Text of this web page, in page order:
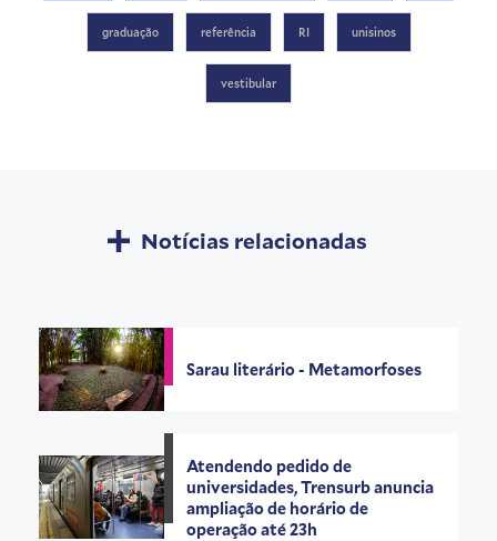
graduação referência RI unisinos
vestibular
Notícias relacionadas
Sarau literário - Metamorfoses
Atendendo pedido de
universidades, Trensurb anuncia
ampliação de horário de
operação até 23h